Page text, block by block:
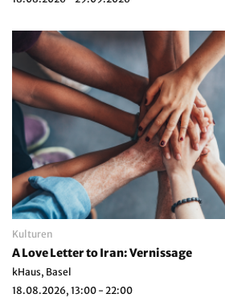
Kulturen
A Love Letter to Iran: Vernissage
kHaus, Basel
18.08.2026, 13:00 - 22:00